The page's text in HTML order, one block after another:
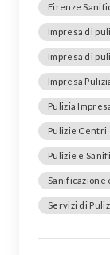
Firenze
Impresa di
Impresa di
Impresa
Pulizia
Pulizie Centri
Pulizie e
Sanificazione
Servizi di